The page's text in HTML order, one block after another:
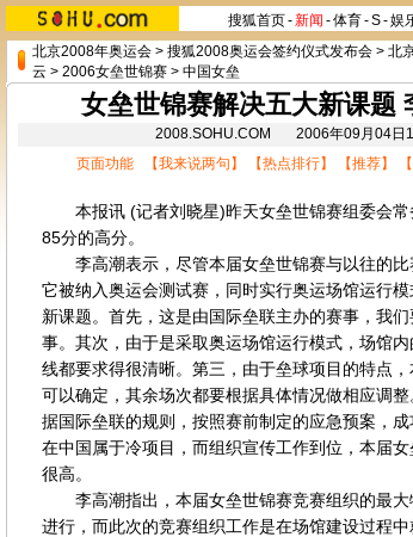
搜狐首页-新闻 -体育-S-娱
北京2008年奥运会 > 搜狐2008奥运会签约仪式发布会 > 北
云 > 2006女垒世锦赛 > 中国女垒
女垒世锦赛解决五大新课题
2008.SOHU.COM 2006年09月04
页面功能 【我来说两句 】 【热点排行】 【推荐】
本报讯 (记者刘晓星)昨天女垒世锦赛组委会常
85分的高分。
李高潮表示，尽管本届女垒世锦赛与以往的比
它被纳入奥运会测试赛，同时实行奥运场馆运行
新课题。首先，这是由国际垒联主办的赛事，我
事。其次，由于是采取奥运场馆运行模式，场馆
线都要求得很清晰。第三，由于垒球项目的特点
可以确定，其余场次都要根据具体情况做相应调
据国际垒联的规则，按照赛前制定的应急预案，
在中国属于冷项目，而组织宣传工作到位，本届
很高。
李高潮指出，本届女垒世锦赛竞赛组织的最大
进行，而此次的竞赛组织工作是在场馆建设过程